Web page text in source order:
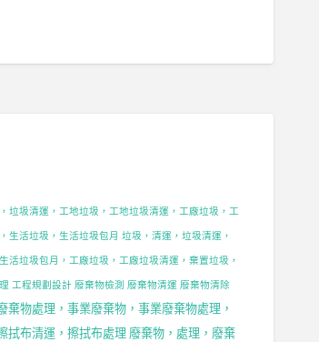
垃圾清運，工地垃圾，工地垃圾清運，工廠垃圾，工
生活垃圾，生活垃圾包月 垃圾，清運，垃圾清運，
活垃圾包月，工廠垃圾，工廠垃圾清運，棄置垃圾，
工程規劃設計 廢棄物檢測 廢棄物清運 廢棄物清除
棄物處理，事業廢棄物，事業廢棄物處理，
拭布清運，擦拭布處理 廢棄物，處理，廢棄